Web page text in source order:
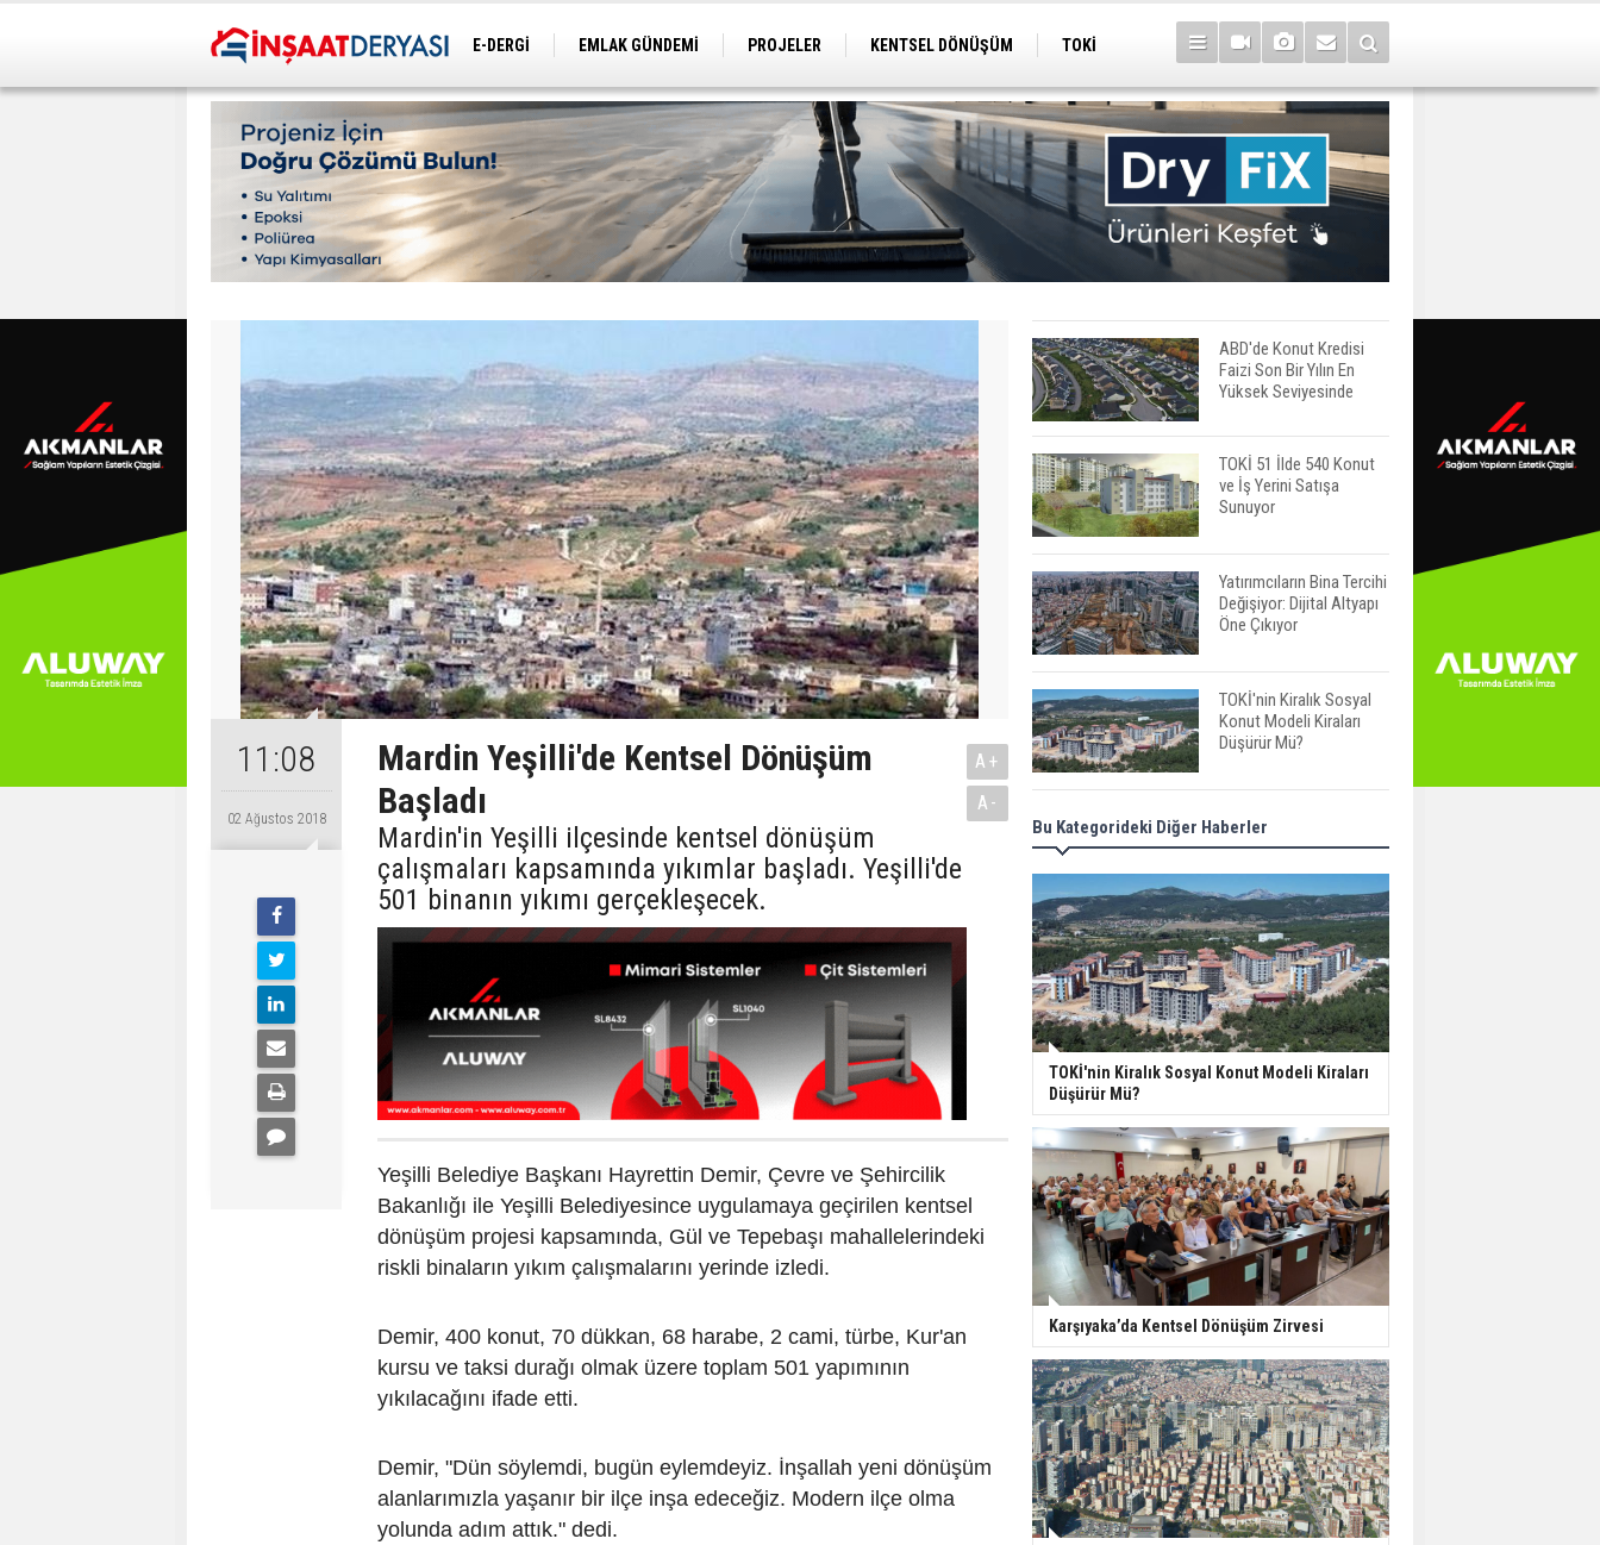
E-DERGİ EMLAK GÜNDEMİ PROJELER KENTSEL DÖNÜŞÜM
TOKİ
11:08
02 Ağustos 2018
Mardin Yeşilli'de Kentsel Dönüşüm
Başladı
Mardin'in Yeşilli ilçesinde kentsel dönüşüm
çalışmaları kapsamında yıkımlar başladı. Yeşilli'de
501 binanın yıkımı gerçekleşecek.
A+
A-
Yeşilli Belediye Başkanı Hayrettin Demir, Çevre ve Şehircilik
Bakanlığı ile Yeşilli Belediyesince uygulamaya geçirilen kentsel
dönüşüm projesi kapsamında, Gül ve Tepebaşı mahallelerindeki
riskli binaların yıkım çalışmalarını yerinde izledi.
Demir, 400 konut, 70 dükkan, 68 harabe, 2 cami, türbe, Kur'an
kursu ve taksi durağı olmak üzere toplam 501 yapımının
yıkılacağını ifade etti.
Demir, "Dün söylemdi, bugün eylemdeyiz. İnşallah yeni dönüşüm
alanlarımızla yaşanır bir ilçe inşa edeceğiz. Modern ilçe olma
yolunda adım attık." dedi.
ABD'de Konut Kredisi
Faizi Son Bir Yılın En
Yüksek Seviyesinde
TOKİ 51 İlde 540 Konut
ve İş Yerini Satışa
Sunuyor
Yatırımcıların Bina Tercihi
Değişiyor: Dijital Altyapı
Öne Çıkıyor
TOKİ'nin Kiralık Sosyal
Konut Modeli Kiraları
Düşürür Mü?
İkinci El Konut Fiyatları
İspanya'da Bir Yılda
Konut Satışları Güçlü
Seyrini Korudu Yabancıya
Satış Geriledi
ABD'de İnşaat
Harcamaları Geriledi
Tercih Döneminde
Barınma Telaşı Başladı
Aileden Miras Kalan Ev
Nasıl Satılır?
İstanbul'da 15 Bin Kiralık
Sosyal Konut Eylülde
Kiraya Verilecek
Bu Kategorideki Diğer Haberler
TOKİ'nin Kiralık Sosyal Konut Modeli Kiraları
Düşürür Mü?
Karşıyaka’da Kentsel Dönüşüm Zirvesi